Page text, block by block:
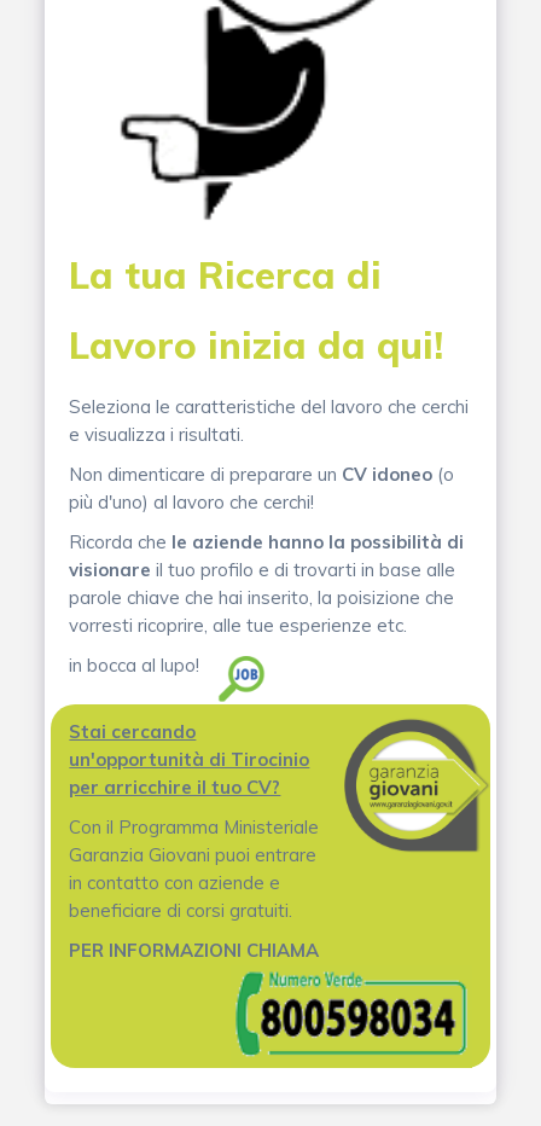
La tua Ricerca di
Lavoro inizia da qui!
Seleziona le caratteristiche del lavoro che cerchi
e visualizza i risultati.
Non dimenticare di preparare un CV idoneo (o
più d'uno) al lavoro che cerchi!
Ricorda che le aziende hanno la possibilità di
visionare il tuo profilo e di trovarti in base alle
parole chiave che hai inserito, la poisizione che
vorresti ricoprire, alle tue esperienze etc.
in bocca al lupo!
Stai cercando
un'opportunità di Tirocinio
per arricchire il tuo CV?
Con il Programma Ministeriale
Garanzia Giovani puoi entrare
in contatto con aziende e
beneficiare di corsi gratuiti.
PER INFORMAZIONI CHIAMA